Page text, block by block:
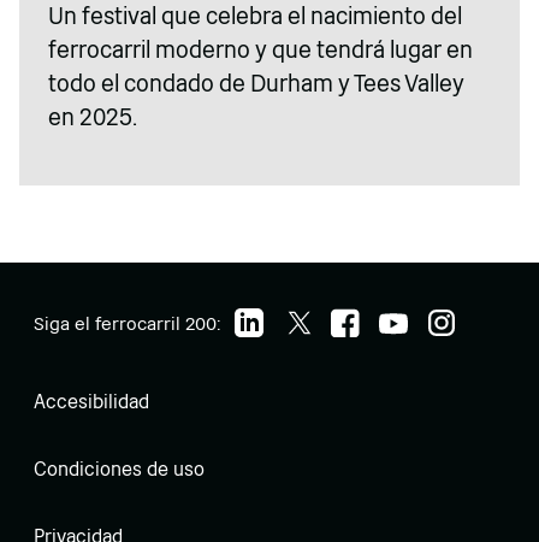
Un festival que celebra el nacimiento del
ferrocarril moderno y que tendrá lugar en
todo el condado de Durham y Tees Valley
en 2025.
Siga el ferrocarril 200:
Accesibilidad
Condiciones de uso
Privacidad